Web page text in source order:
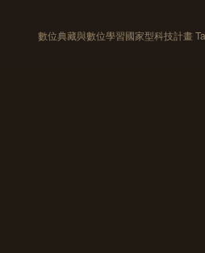
數位典藏與數位學習國家型科技計畫